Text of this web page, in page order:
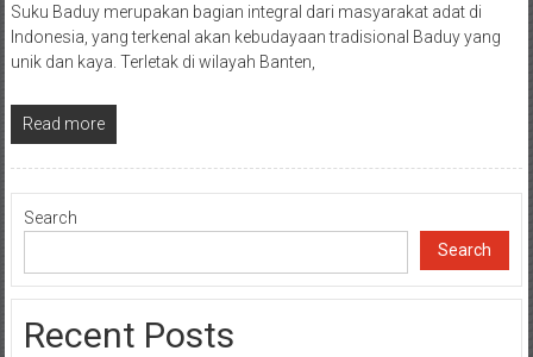
Suku Baduy merupakan bagian integral dari masyarakat adat di
Indonesia, yang terkenal akan kebudayaan tradisional Baduy yang
unik dan kaya. Terletak di wilayah Banten,
Read more
Search
Search
Recent Posts